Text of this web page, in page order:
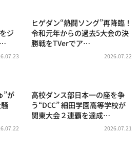
×福井アナ「なんでやねん！？」
ダ
イブ 正義のミカタ
ジ
ヒゲダン“熱闘ソング”再降臨！
令和元年からの過去5大会の決
勝戦をTVerでア…
2026.07.22
”が
高校ダンス部日本一の座を争
う“DCC” 細田学園高等学校が
関東大会２連覇を達成…
2026.07.21